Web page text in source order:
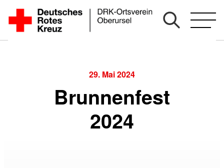
Zum
Inhalt
29. Mai 2024
Brunnenfest
2024